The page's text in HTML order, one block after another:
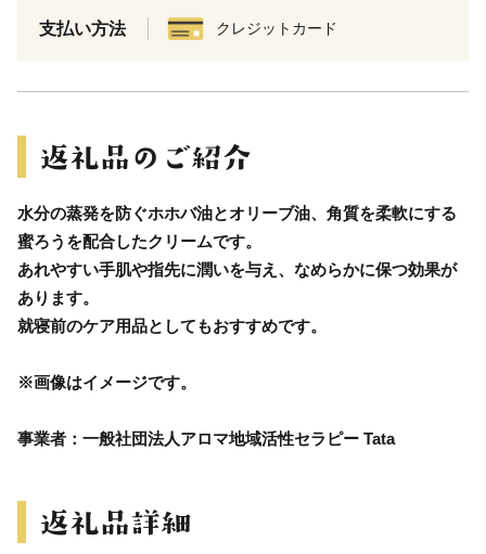
支払い方法 クレジットカード
水分の蒸発を防ぐホホバ油とオリーブ油、角質を柔軟にする
蜜ろうを配合したクリームです。
あれやすい手肌や指先に潤いを与え、なめらかに保つ効果が
あります。
就寝前のケア用品としてもおすすめです。
※画像はイメージです。
事業者：一般社団法人アロマ地域活性セラピー Tata